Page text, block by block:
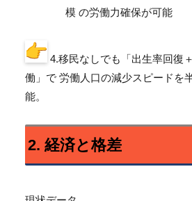
模 の労働力確保が可能
4.移民なしでも「出生率回復
働」で 労働人口の減少スピードを
能。
2. 経済と格差